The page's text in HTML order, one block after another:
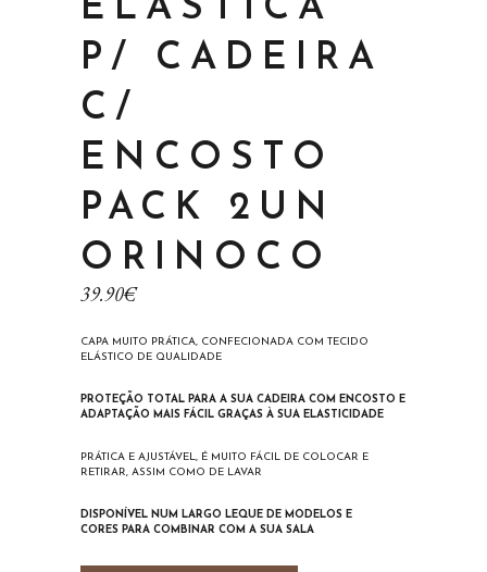
ELÁSTICA
P/ CADEIRA
C/
ENCOSTO
PACK 2UN
ORINOCO
39.90€
CAPA MUITO PRÁTICA, CONFECIONADA COM TECIDO
ELÁSTICO DE QUALIDADE
PROTEÇÃO TOTAL PARA A SUA CADEIRA COM ENCOSTO E
ADAPTAÇÃO MAIS FÁCIL GRAÇAS À SUA ELASTICIDADE
PRÁTICA E AJUSTÁVEL, É MUITO FÁCIL DE COLOCAR E
RETIRAR, ASSIM COMO DE LAVAR
DISPONÍVEL NUM LARGO LEQUE DE MODELOS E
CORES PARA COMBINAR COM A SUA SALA